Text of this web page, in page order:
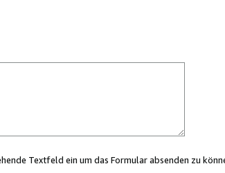
Textfeld ein um das Formular absenden zu